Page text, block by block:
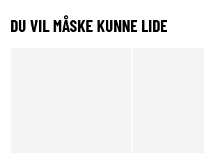
DU VIL MÅSKE KUNNE LIDE